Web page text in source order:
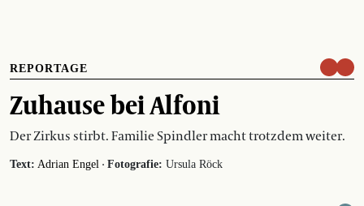
REPORTAGE
Zuhause bei Alfoni
Der Zirkus stirbt. Familie Spindler macht trotzdem weiter.
Text: Adrian Engel · Fotografie: Ursula Röck